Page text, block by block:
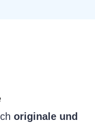
originale und